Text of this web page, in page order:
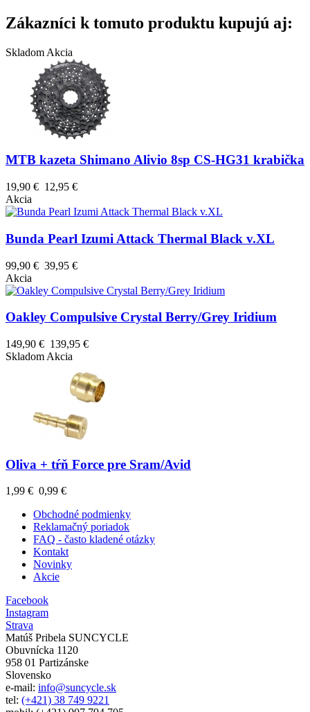
Zákazníci k tomuto produktu kupujú aj:
Skladom Akcia
MTB kazeta Shimano Alivio 8sp CS-HG31 krabička
19,90 € 12,95 €
Akcia
Bunda Pearl Izumi Attack Thermal Black v.XL
99,90 € 39,95 €
Akcia
Oakley Compulsive Crystal Berry/Grey Iridium
149,90 € 139,95 €
Skladom Akcia
Oliva + tŕň Force pre Sram/Avid
1,99 € 0,99 €
Obchodné podmienky
Reklamačný poriadok
FAQ - často kladené otázky
Kontakt
Novinky
Akcie
Facebook
Instagram
Strava
Matúš Pribela SUNCYCLE
Obuvnícka 1120
958 01 Partizánske
Slovensko
e-mail: info@suncycle.sk
tel: (+421) 38 749 9221